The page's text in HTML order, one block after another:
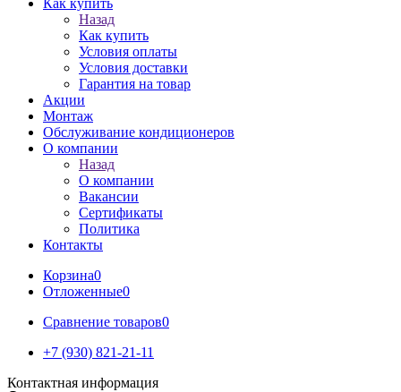
Как купить
Назад
Как купить
Условия оплаты
Условия доставки
Гарантия на товар
Акции
Монтаж
Обслуживание кондиционеров
О компании
Назад
О компании
Вакансии
Сертификаты
Политика
Контакты
Корзина0
Отложенные0
Сравнение товаров0
+7 (930) 821-21-11
Контактная информация